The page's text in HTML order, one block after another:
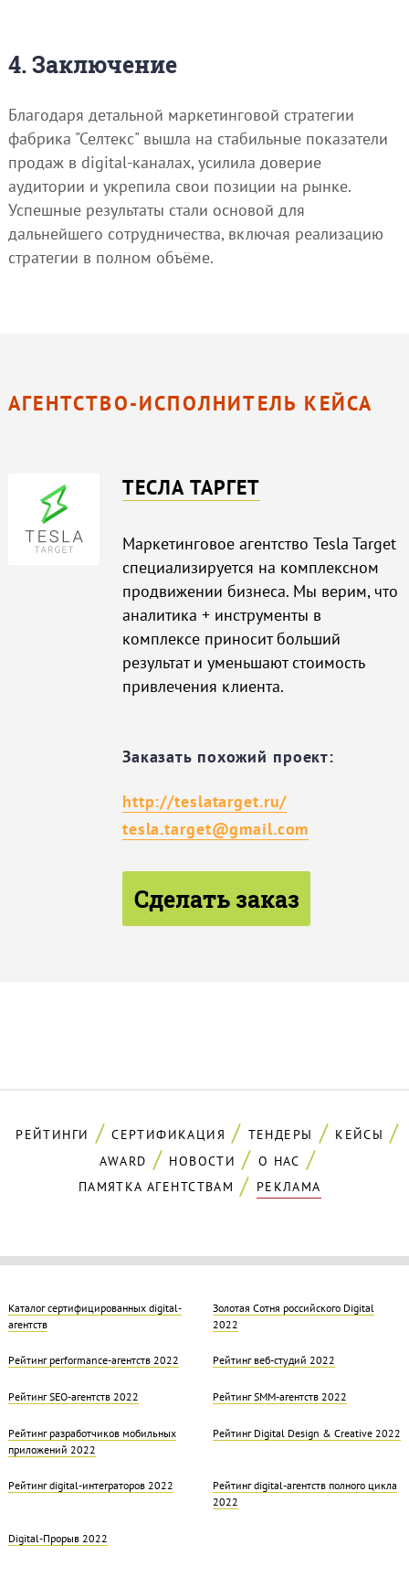
4. Заключение
Благодаря детальной маркетинговой стратегии
фабрика "Селтекс" вышла на стабильные показатели
продаж в digital-каналах, усилила доверие
аудитории и укрепила свои позиции на рынке.
Успешные результаты стали основой для
дальнейшего сотрудничества, включая реализацию
стратегии в полном объёме.
АГЕНТСТВО-ИСПОЛНИТЕЛЬ КЕЙСА
ТЕСЛА ТАРГЕТ
Маркетинговое агентство Tesla Target
специализируется на комплексном
продвижении бизнеса. Мы верим, что
аналитика + инструменты в
комплексе приносит больший
результат и уменьшают стоимость
привлечения клиента.
Заказать похожий проект:
http://teslatarget.ru/
tesla.target@gmail.com
Сделать заказ
РЕЙТИНГИ СЕРТИФИКАЦИЯ ТЕНДЕРЫ
КЕЙСЫ
AWARD
НОВОСТИ
О НАС
ПАМЯТКА АГЕНТСТВАМ
РЕКЛАМА
Каталог сертифицированных digital-
агентств
Золотая Cотня российского Digital
2022
Рейтинг performance-агентств 2022 Рейтинг веб-студий 2022
Рейтинг SEO-агентств 2022 Рейтинг SMM-агентств 2022
Рейтинг разработчиков мобильных
приложений 2022
Рейтинг Digital Design & Creative 2022
Рейтинг digital-интеграторов 2022
Рейтинг digital-агентств полного цикла
2022
Digital-Прорыв 2022